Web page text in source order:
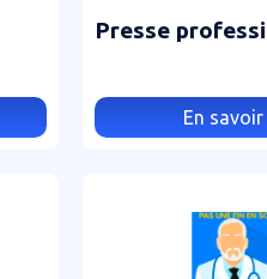
Presse
En